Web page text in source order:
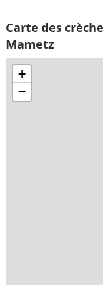
Carte des
Mametz
+
−